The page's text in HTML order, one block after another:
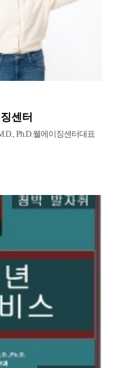
센터
Ph.D.웰에이징센터대표